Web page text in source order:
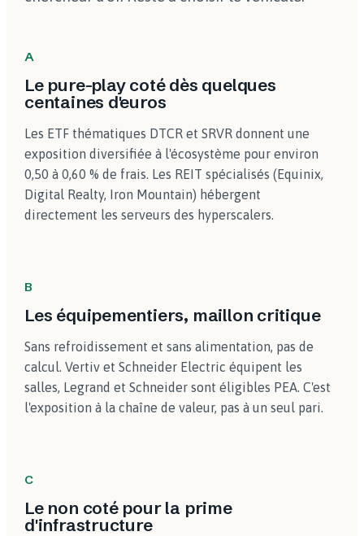
A
Le pure-play coté dès quelques
centaines d'euros
Les ETF thématiques DTCR et SRVR donnent une
exposition diversifiée à l'écosystème pour environ
0,50 à 0,60 % de frais. Les REIT spécialisés (Equinix,
Digital Realty, Iron Mountain) hébergent
directement les serveurs des hyperscalers.
B
Les équipementiers, maillon critique
Sans refroidissement et sans alimentation, pas de
calcul. Vertiv et Schneider Electric équipent les
salles, Legrand et Schneider sont éligibles PEA. C'est
l'exposition à la chaîne de valeur, pas à un seul pari.
C
Le non coté pour la prime
d'infrastructure